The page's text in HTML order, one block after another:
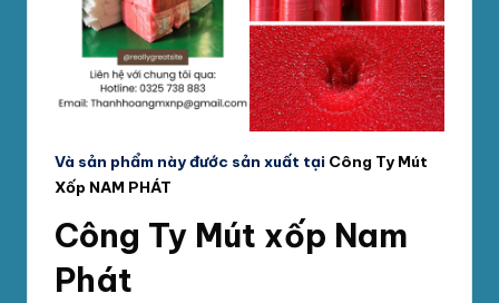
Và sản phẩm này đước sản xuất tại Công Ty Mút
Xốp NAM PHÁT
Công Ty Mút xốp Nam
Phát